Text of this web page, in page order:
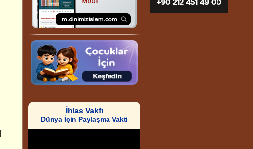
İhlas Vakfı
Dünya İçin Paylaşma Vakti